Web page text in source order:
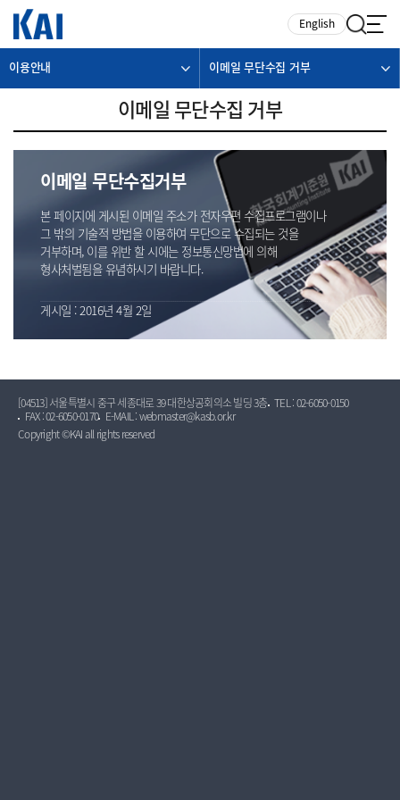
English
이용안내 이메일 무단수집 거부
이메일 무단수집 거부
이메일 무단수집거부
본 페이지에 게시된 이메일 주소가 전자우편 수집프로그램이나
그 밖의 기술적 방법을 이용하여 무단으로 수집되는 것을
거부하며, 이를 위반 할 시에는 정보통신망법에 의해
형사처벌됨을 유념하시기 바랍니다.
게시일 : 2016년 4월 2일
[04513] 서울특별시 중구 세종대로 39 대한상공회의소 빌딩 3층 TEL : 02-6050-0150
FAX : 02-6050-0170
E-MAIL : webmaster@kasb.or.kr
Copyright ©KAI all rights reserved